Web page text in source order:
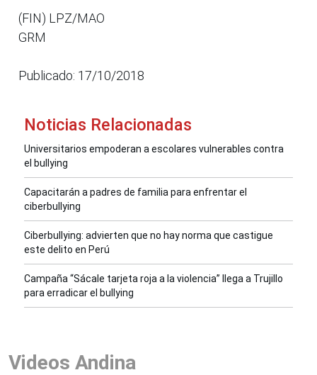
(FIN) LPZ/MAO
GRM
Publicado: 17/10/2018
Noticias Relacionadas
Universitarios empoderan a escolares vulnerables contra
el bullying
Capacitarán a padres de familia para enfrentar el
ciberbullying
Ciberbullying: advierten que no hay norma que castigue
este delito en Perú
Campaña “Sácale tarjeta roja a la violencia” llega a Trujillo
para erradicar el bullying
Videos Andina